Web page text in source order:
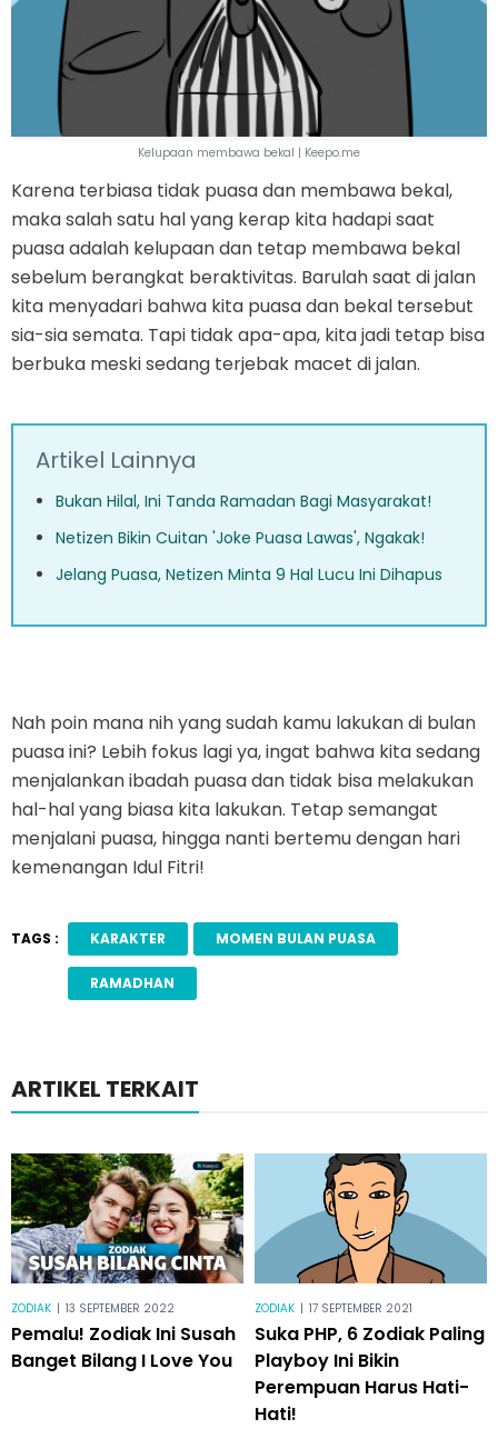
Kelupaan membawa bekal | Keepo.me
Karena terbiasa tidak puasa dan membawa bekal,
maka salah satu hal yang kerap kita hadapi saat
puasa adalah kelupaan dan tetap membawa bekal
sebelum berangkat beraktivitas. Barulah saat di jalan
kita menyadari bahwa kita puasa dan bekal tersebut
sia-sia semata. Tapi tidak apa-apa, kita jadi tetap bisa
berbuka meski sedang terjebak macet di jalan.
Artikel Lainnya
Bukan Hilal, Ini Tanda Ramadan Bagi Masyarakat!
Netizen Bikin Cuitan 'Joke Puasa Lawas', Ngakak!
Jelang Puasa, Netizen Minta 9 Hal Lucu Ini Dihapus
Nah poin mana nih yang sudah kamu lakukan di bulan
puasa ini? Lebih fokus lagi ya, ingat bahwa kita sedang
menjalankan ibadah puasa dan tidak bisa melakukan
hal-hal yang biasa kita lakukan. Tetap semangat
menjalani puasa, hingga nanti bertemu dengan hari
kemenangan Idul Fitri!
TAGS : KARAKTER MOMEN BULAN PUASA
RAMADHAN
ARTIKEL TERKAIT
ZODIAK | 13 SEPTEMBER 2022
Pemalu! Zodiak Ini Susah
Banget Bilang I Love You
ZODIAK | 17 SEPTEMBER 2021
Suka PHP, 6 Zodiak Paling
Playboy Ini Bikin
Perempuan Harus Hati-
Hati!